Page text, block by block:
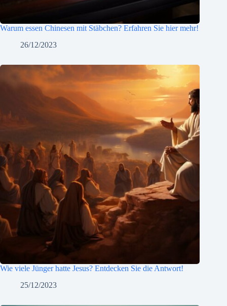
Warum essen Chinesen mit Stäbchen? Erfahren Sie hier mehr!
26/12/2023
Wie viele Jünger hatte Jesus? Entdecken Sie die Antwort!
25/12/2023